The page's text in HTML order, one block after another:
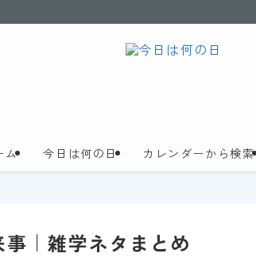
ム 今日は何の日 カレンダーから検索
｜雑学ネタまとめ